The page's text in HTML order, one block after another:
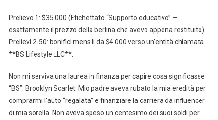
Prelievo 1: $35.000 (Etichettato “Supporto educativo” —
esattamente il prezzo della berlina che avevo appena restituito).
Prelievi 2-50: bonifici mensili da $4.000 verso un’entità chiamata
**BS Lifestyle LLC**.
Non mi serviva una laurea in finanza per capire cosa significasse
“BS”. Brooklyn Scarlet. Mio padre aveva rubato la mia eredità per
comprarmi l’auto “regalata” e finanziare la carriera da influencer
di mia sorella. Non aveva speso un centesimo dei suoi soldi per